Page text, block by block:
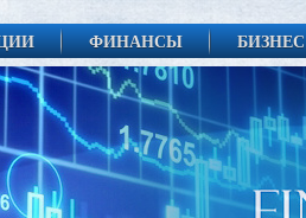
ФИНАНСЫ БИЗНЕС